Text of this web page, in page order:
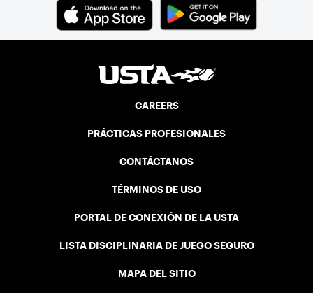
CAREERS
PRÁCTICAS PROFESIONALES
CONTÁCTANOS
TÉRMINOS DE USO
PORTAL DE CONEXIÓN DE LA USTA
LISTA DISCIPLINARIA DE JUEGO SEGURO
MAPA DEL SITIO